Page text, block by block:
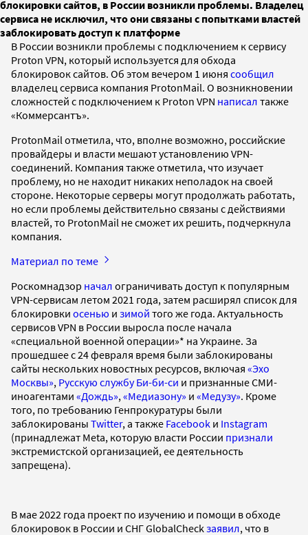
блокировки сайтов, в России возникли проблемы. Владелец
сервиса не исключил, что они связаны с попытками властей
заблокировать доступ к платформе
В России возникли проблемы с подключением к сервису
Proton VPN, который используется для обхода
блокировок сайтов. Об этом вечером 1 июня сообщил
владелец сервиса компания ProtonMail. О возникновении
сложностей с подключением к Proton VPN написал также
«Коммерсантъ».
ProtonMail отметила, что, вполне возможно, российские
провайдеры и власти мешают установлению VPN-
соединений. Компания также отметила, что изучает
проблему, но не находит никаких неполадок на своей
стороне. Некоторые серверы могут продолжать работать,
но если проблемы действительно связаны с действиями
властей, то ProtonMail не сможет их решить, подчеркнула
компания.
Материал по теме
Роскомнадзор начал ограничивать доступ к популярным
VPN-сервисам летом 2021 года, затем расширял список для
блокировки осенью и зимой того же года. Актуальность
сервисов VPN в России выросла после начала
«специальной военной операции»* на Украине. За
прошедшее с 24 февраля время были заблокированы
сайты нескольких новостных ресурсов, включая «Эхо
Москвы», Русскую службу Би-би-си и признанные СМИ-
иноагентами «Дождь», «Медиазону» и «Медузу». Кроме
того, по требованию Генпрокуратуры были
заблокированы Twitter, а также Facebook и Instagram
(принадлежат Meta, которую власти России признали
экстремистской организацией, ее деятельность
запрещена).
В мае 2022 года проект по изучению и помощи в обходе
блокировок в России и СНГ GlobalCheckзаявил, что в